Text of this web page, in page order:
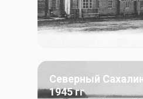
Северный
1945 гг